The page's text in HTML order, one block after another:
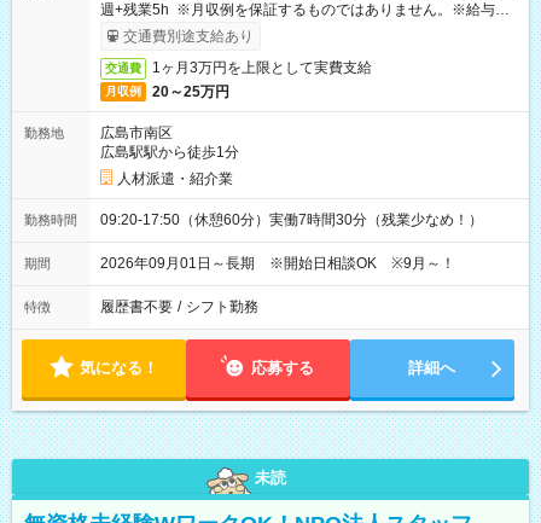
週+残業5h ※月収例を保証するものではありません。※給与即
受取りサービス利用可（利用条件有）
交通費別途支給あり
交通費 1ヶ月3万円を上限として実費支給
月収例 20～25万円
勤務地
広島市南区
広島駅駅から徒歩1分
人材派遣・紹介業
勤務時間 09:20-17:50（休憩60分）実働7時間30分（残業少なめ！）
期間 2026年09月01日～長期 ※開始日相談OK ※9月～！
特徴 履歴書不要 / シフト勤務
気になる！ 応募する 詳細へ
未読